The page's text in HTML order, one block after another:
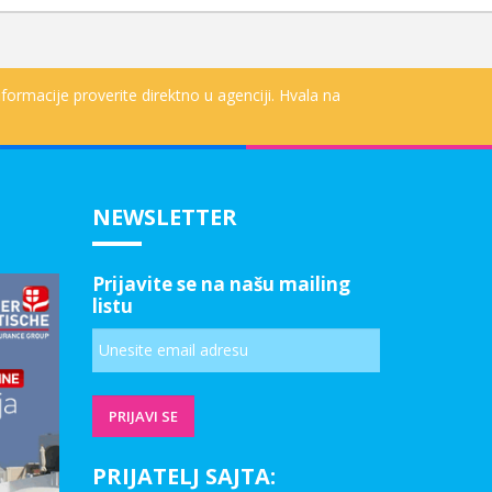
proverite direktno u agenciji. Hvala na
NEWSLETTER
Prijavite se na našu mailing
listu
PRIJATELJ SAJTA: